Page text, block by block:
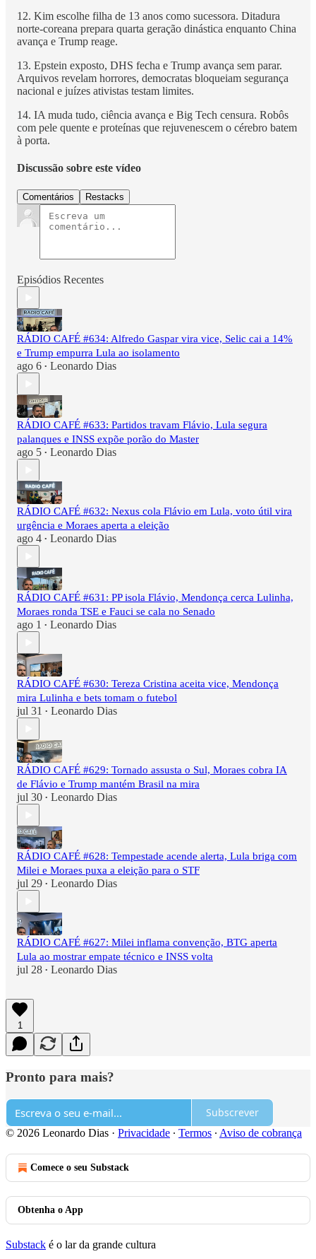
12. Kim escolhe filha de 13 anos como sucessora. Ditadura
norte-coreana prepara quarta geração dinástica enquanto China
avança e Trump reage.
13. Epstein exposto, DHS fecha e Trump avança sem parar.
Arquivos revelam horrores, democratas bloqueiam segurança
nacional e juízes ativistas testam limites.
14. IA muda tudo, ciência avança e Big Tech censura. Robôs
com pele quente e proteínas que rejuvenescem o cérebro batem
à porta.
Discussão sobre este vídeo
Comentários Restacks
Episódios Recentes
RÁDIO CAFÉ #634: Alfredo Gaspar vira vice, Selic cai a 14%
e Trump empurra Lula ao isolamento
ago 6 • Leonardo Dias
RÁDIO CAFÉ #633: Partidos travam Flávio, Lula segura
palanques e INSS expõe porão do Master
ago 5 • Leonardo Dias
RÁDIO CAFÉ #632: Nexus cola Flávio em Lula, voto útil vira
urgência e Moraes aperta a eleição
ago 4 • Leonardo Dias
RÁDIO CAFÉ #631: PP isola Flávio, Mendonça cerca Lulinha,
Moraes ronda TSE e Fauci se cala no Senado
ago 1 • Leonardo Dias
RÁDIO CAFÉ #630: Tereza Cristina aceita vice, Mendonça
mira Lulinha e bets tomam o futebol
jul 31 • Leonardo Dias
RÁDIO CAFÉ #629: Tornado assusta o Sul, Moraes cobra IA
de Flávio e Trump mantém Brasil na mira
jul 30 • Leonardo Dias
RÁDIO CAFÉ #628: Tempestade acende alerta, Lula briga com
Milei e Moraes puxa a eleição para o STF
jul 29 • Leonardo Dias
RÁDIO CAFÉ #627: Milei inflama convenção, BTG aperta
Lula ao mostrar empate técnico e INSS volta
jul 28 • Leonardo Dias
1
Pronto para mais?
Subscrever
© 2026 Leonardo Dias · Privacidade ∙ Termos ∙ Aviso de cobrança
Comece o seu Substack
Obtenha o App
Substack é o lar da grande cultura